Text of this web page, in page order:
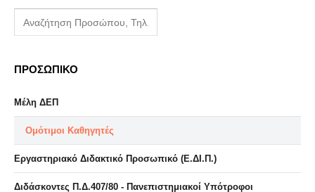
ΠΡΟΣΩΠΙΚΟ
Μέλη ΔΕΠ
Ομότιμοι Καθηγητές
Εργαστηριακό Διδακτικό Προσωπικό (Ε.ΔΙ.Π.)
Διδάσκοντες Π.Δ.407/80 - Πανεπιστημιακοί Υπότροφοι